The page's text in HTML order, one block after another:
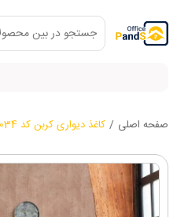
صفحه اصلی / کاغذ دیواری کربن کد 10034